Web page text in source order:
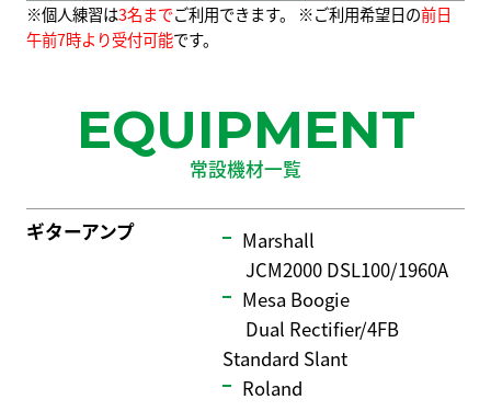
※個人練習は3名までご利用できます。 ※ご利用希望日の前日
午前7時より受付可能です。
EQUIPMENT
常設機材一覧
ギターアンプ
Marshall
JCM2000 DSL100/1960A
Mesa Boogie
Dual Rectifier/4FB
Standard Slant
Roland